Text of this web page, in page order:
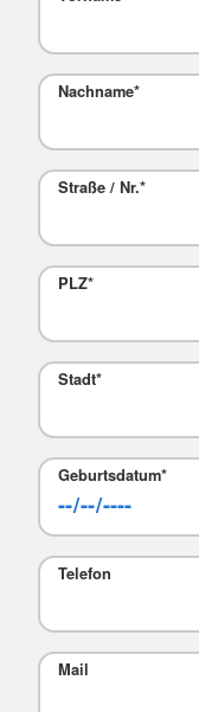
Nachname*
Straße / Nr.*
PLZ*
Stadt*
Geburtsdatum*
Telefon
Mail